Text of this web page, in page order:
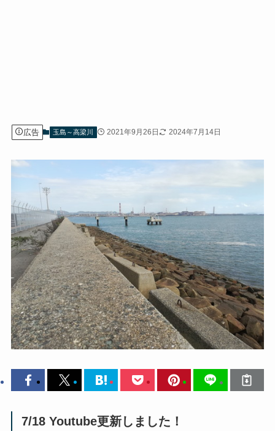
広告 玉島～高梁川 2021年9月26日 2024年7月14日
7/18 Youtube更新しました！